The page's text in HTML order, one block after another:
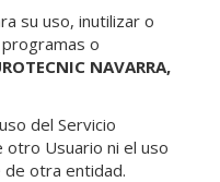
su uso, inutilizar o
o
NAVARRA,
del Servicio
otro Usuario ni el uso
otra entidad.